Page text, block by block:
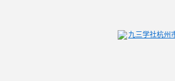
九三学社杭州